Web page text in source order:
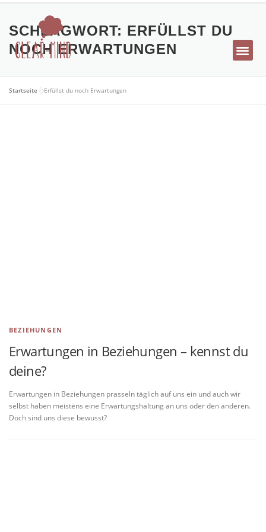
SCHLAGWORT: ERFÜLLST DU
NOCH ERWARTUNGEN
Startseite »Erfüllst du noch Erwartungen
BEZIEHUNGEN
Erwartungen in Beziehungen – kennst du
deine?
Erwartungen in Beziehungen prasseln täglich auf uns ein und auch wir
selbst haben meistens eine Erwartungshaltung an uns oder den anderen.
Doch sind uns diese bewusst?